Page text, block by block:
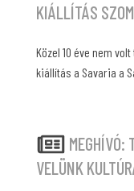
KIÁLLÍTÁS
Közel 10 éve nem
kiállítás a Savaria a
MEGHÍVÓ:
VELÜNK